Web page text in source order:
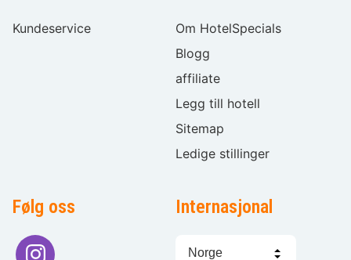
Kundeservice
Om HotelSpecials
Blogg
affiliate
Legg till hotell
Sitemap
Ledige stillinger
Følg oss Internasjonal